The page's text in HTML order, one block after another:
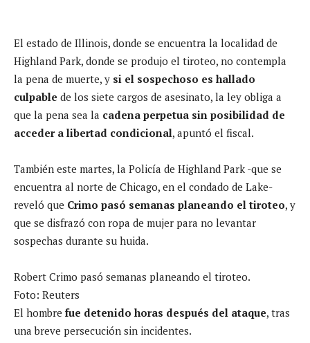
El estado de Illinois, donde se encuentra la localidad de
Highland Park, donde se produjo el tiroteo, no contempla
la pena de muerte, y si el sospechoso es hallado
culpable de los siete cargos de asesinato, la ley obliga a
que la pena sea la cadena perpetua sin posibilidad de
acceder a libertad condicional, apuntó el fiscal.
También este martes, la Policía de Highland Park -que se
encuentra al norte de Chicago, en el condado de Lake-
reveló que Crimo pasó semanas planeando el tiroteo, y
que se disfrazó con ropa de mujer para no levantar
sospechas durante su huida.
Robert Crimo pasó semanas planeando el tiroteo.
Foto: Reuters
El hombre fue detenido horas después del ataque, tras
una breve persecución sin incidentes.